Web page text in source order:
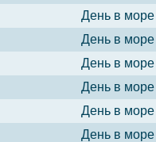
День в море
День в море
День в море
День в море
День в море
День в море